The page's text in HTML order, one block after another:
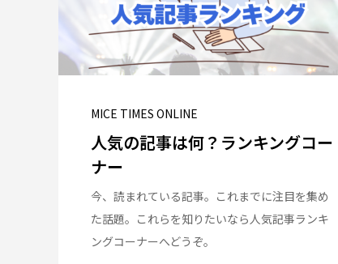
MICE TIMES ONLINE
人気の記事は何？ランキングコー
ナー
今、読まれている記事。これまでに注目を集め
た話題。これらを知りたいなら人気記事ランキ
ングコーナーへどうぞ。